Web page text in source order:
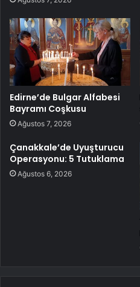
Edirne’de Bulgar Alfabesi
Bayramı Coşkusu
Ağustos 7, 2026
Çanakkale’de Uyuşturucu
Operasyonu: 5 Tutuklama
Ağustos 6, 2026